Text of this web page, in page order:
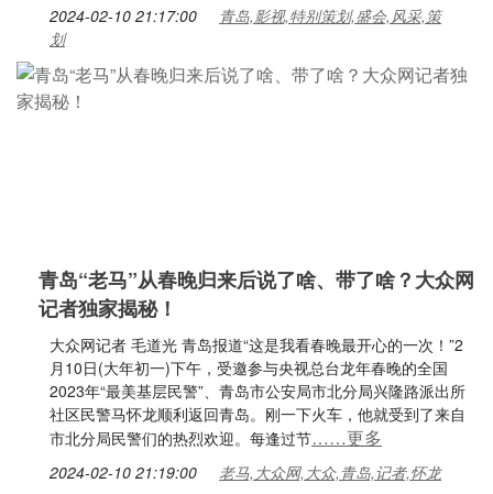
2024-02-10 21:17:00
青岛,影视,特别策划,盛会,风采,策
划
青岛“老马”从春晚归来后说了啥、带了啥？大众网
记者独家揭秘！
大众网记者 毛道光 青岛报道“这是我看春晚最开心的一次！”2
月10日(大年初一)下午，受邀参与央视总台龙年春晚的全国
2023年“最美基层民警”、青岛市公安局市北分局兴隆路派出所
社区民警马怀龙顺利返回青岛。刚一下火车，他就受到了来自
市北分局民警们的热烈欢迎。每逢过节……更多
2024-02-10 21:19:00 老马,大众网,大众,青岛,记者,怀龙